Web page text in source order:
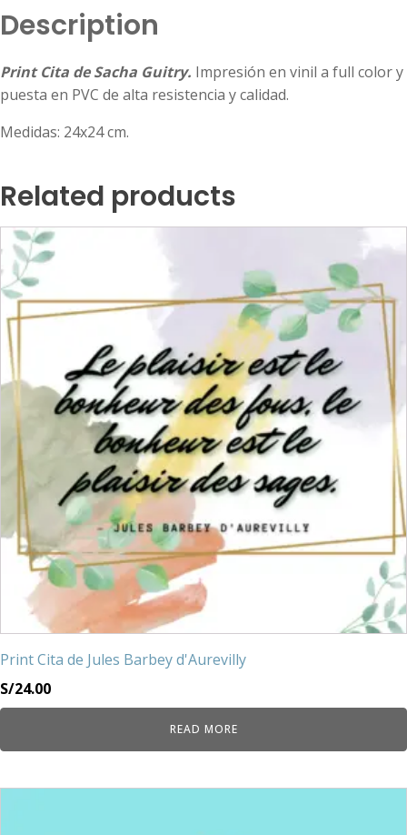
Description
Print Cita de Sacha Guitry. Impresión en vinil a full color y
puesta en PVC de alta resistencia y calidad.
Medidas: 24x24 cm.
Related products
Print Cita de Jules Barbey d'Aurevilly
S/24.00
READ MORE